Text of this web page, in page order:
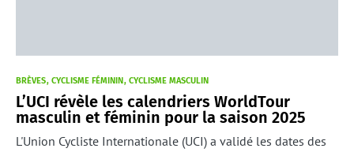
BRÈVES CYCLISME FÉMININ CYCLISME MASCULIN
L’UCI révèle les calendriers WorldTour
masculin et féminin pour la saison 2025
L'Union Cycliste Internationale (UCI) a validé les dates des